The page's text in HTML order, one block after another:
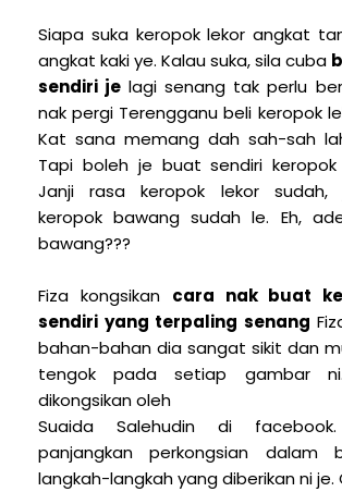
Siapa suka keropok lekor angkat
angkat kaki ye. Kalau suka, sila cuba
sendiri je lagi senang tak perlu
nak pergi Terengganu beli keropok
Kat sana memang dah sah-sah
Tapi boleh je buat sendiri keropok
Janji rasa keropok lekor sudah,
keropok bawang sudah le. Eh,
bawang???
Fiza kongsikan cara nak buat
sendiri yang terpaling senang
bahan-bahan dia sangat sikit dan
tengok pada setiap gambar
dikongsikan oleh
Suaida Salehudin di
panjangkan perkongsian dalam
langkah-langkah yang diberikan ni je.